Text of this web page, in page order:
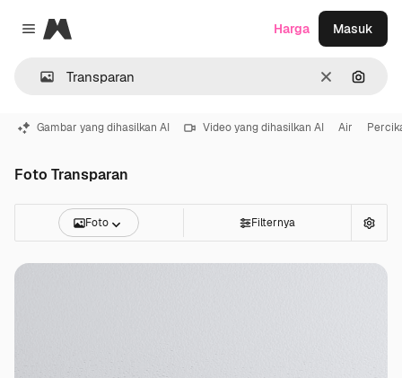
Close menu
Magnific
Jernih
Harga Masuk
Gambar yang dihasilkan AI Video yang dihasilkan AI Air
Foto Transparan
Foto Filternya